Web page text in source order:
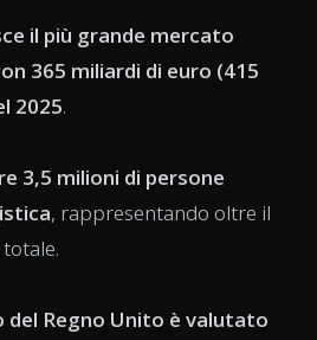
il più grande mercato
365 miliardi di euro (415
2025.
3,5 milioni di persone
, rappresentando oltre il
Regno Unito è valutato